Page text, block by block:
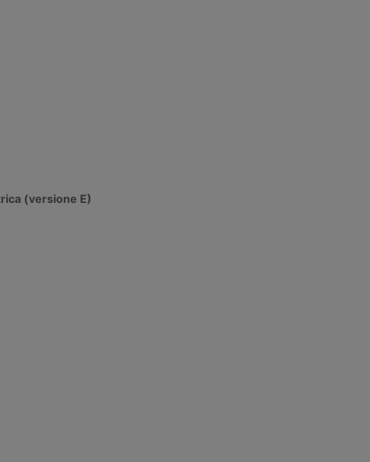
(versione E)